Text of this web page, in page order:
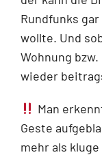
Rundfunks
wollte. Und
Wohnung
wieder
Man
Geste
mehr als